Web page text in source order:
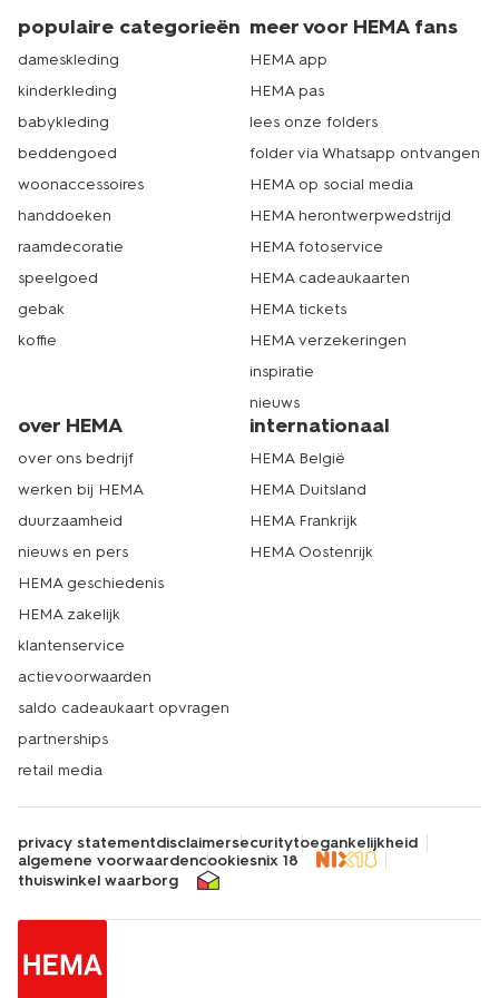
handvat en een lichtgewicht ontwerp maken de pan
fijner in gebruik.
-Onderhoud
– Sommige pannen zijn
vaatwasserbestendig, maar om de levensduur te
rvs koekenpan online bestellen
Een rvs koekenpan, een model voor op inductie of een
klein exemplaar bestel je gemakkelijk online bij hema.nl.
Bekijk op je gemak de hele collectie en laat je nieuwe
pannen snel thuisbezorgen. Het assortiment in het echt
zien dat kan natuurlijk ook. Bezoek daarvoor een van
onze winkels. HEMA heeft meer dan 500 winkels in
buurt. Handig, voor als je koekenpan toe is aan
vervanging. Dat is echt HEMA.
populaire categorieën
dameskleding
kinderkleding
babykleding
beddengoed
woonaccessoires
handdoeken
raamdecoratie
speelgoed
gebak
koffie
meer voor HEMA fans
HEMA app
HEMA pas
lees onze folders
folder via Whatsapp ontvangen
HEMA op social media
HEMA herontwerpwedstrijd
HEMA fotoservice
HEMA cadeaukaarten
HEMA tickets
HEMA verzekeringen
inspiratie
nieuws
over HEMA
over ons bedrijf
werken bij HEMA
duurzaamheid
nieuws en pers
HEMA geschiedenis
HEMA zakelijk
klantenservice
actievoorwaarden
saldo cadeaukaart opvragen
partnerships
retail media
internationaal
HEMA België
HEMA Duitsland
HEMA Frankrijk
HEMA Oostenrijk
privacy statementdisclaimersecuritytoegankelijkheid
algemene voorwaardencookiesnix 18
thuiswinkel waarborg